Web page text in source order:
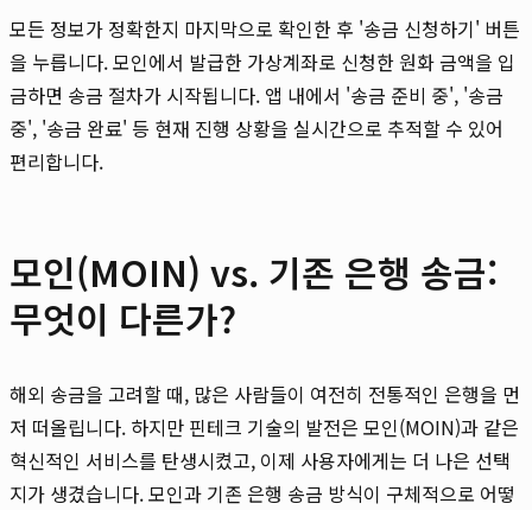
모든 정보가 정확한지 마지막으로 확인한 후 '송금 신청하기' 버튼
을 누릅니다. 모인에서 발급한 가상계좌로 신청한 원화 금액을 입
금하면 송금 절차가 시작됩니다. 앱 내에서 '송금 준비 중', '송금
중', '송금 완료' 등 현재 진행 상황을 실시간으로 추적할 수 있어
편리합니다.
모인(MOIN) vs. 기존 은행 송금:
무엇이 다른가?
해외 송금을 고려할 때, 많은 사람들이 여전히 전통적인 은행을 먼
저 떠올립니다. 하지만 핀테크 기술의 발전은 모인(MOIN)과 같은
혁신적인 서비스를 탄생시켰고, 이제 사용자에게는 더 나은 선택
지가 생겼습니다. 모인과 기존 은행 송금 방식이 구체적으로 어떻